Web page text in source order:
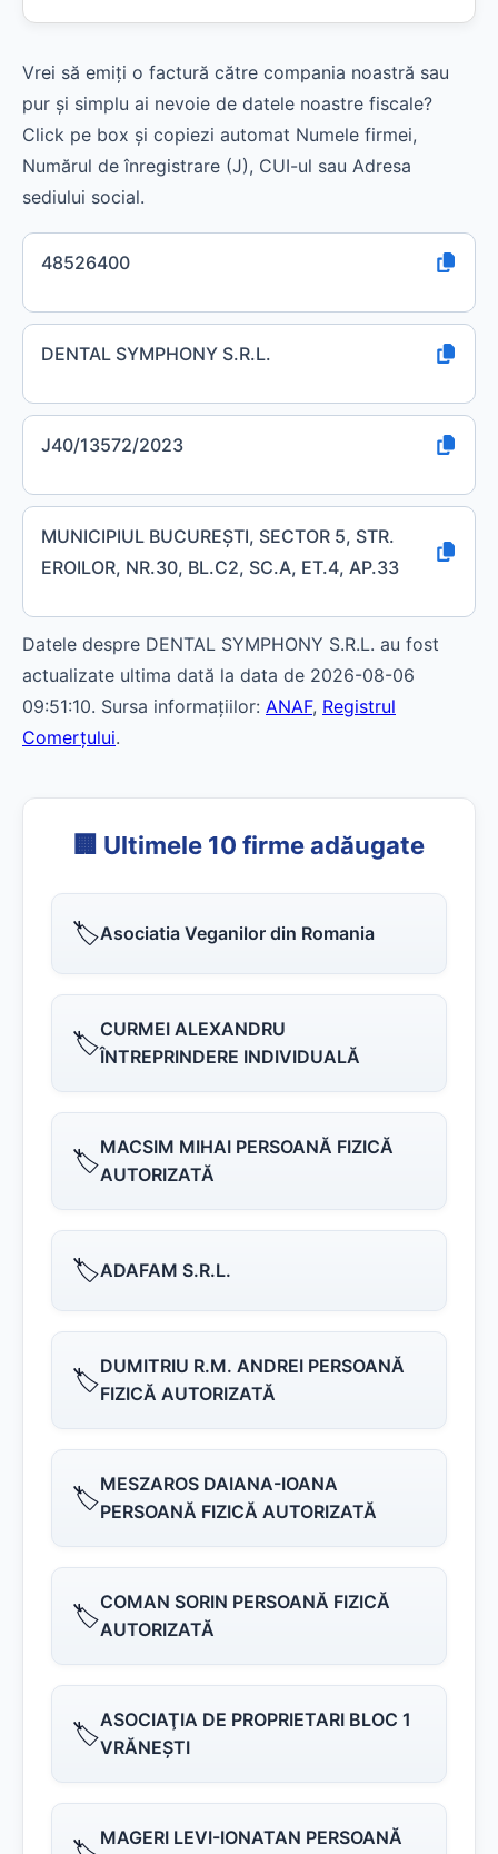
Vrei să emiți o factură către compania noastră sau
pur și simplu ai nevoie de datele noastre fiscale?
Click pe box și copiezi automat Numele firmei,
Numărul de înregistrare (J), CUI-ul sau Adresa
sediului social.
48526400
DENTAL SYMPHONY S.R.L.
J40/13572/2023
MUNICIPIUL BUCUREŞTI, SECTOR 5, STR.
EROILOR, NR.30, BL.C2, SC.A, ET.4, AP.33
Datele despre DENTAL SYMPHONY S.R.L. au fost
actualizate ultima dată la data de 2026-08-06
09:51:10. Sursa informațiilor: ANAF, Registrul
Comerțului.
🏢 Ultimele 10 firme adăugate
🏷️Asociatia Veganilor din Romania
🏷️CURMEI ALEXANDRU
ÎNTREPRINDERE INDIVIDUALĂ
🏷️MACSIM MIHAI PERSOANĂ FIZICĂ
AUTORIZATĂ
🏷️ADAFAM S.R.L.
🏷️DUMITRIU R.M. ANDREI PERSOANĂ
FIZICĂ AUTORIZATĂ
🏷️MESZAROS DAIANA-IOANA
PERSOANĂ FIZICĂ AUTORIZATĂ
🏷️COMAN SORIN PERSOANĂ FIZICĂ
AUTORIZATĂ
🏷️ASOCIAŢIA DE PROPRIETARI BLOC 1
VRĂNEŞTI
MAGERI LEVI-IONATAN PERSOANĂ